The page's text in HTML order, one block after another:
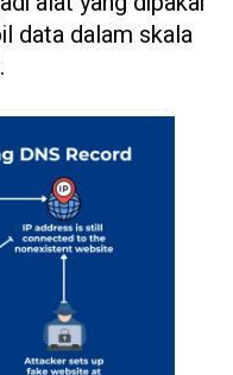
data dalam skala